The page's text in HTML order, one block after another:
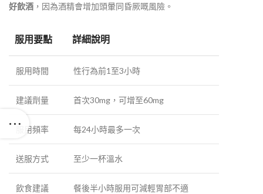
好飲酒 ，因為酒精會增加頭暈同昏厥嘅風險 。
服用要點 詳細說明
服用時間 性行為前1至3小時
建議劑量 首次30mg，可增至60mg
服用頻率 每24小時最多一次
送服方式 至少一杯溫水
飲食建議 餐後半小時服用可減輕胃部不適